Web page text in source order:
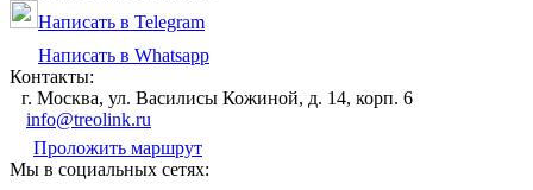
Написать в Telegram
Написать в Whatsapp
Контакты:
г. Москва, ул. Василисы Кожиной, д. 14, корп. 6
info@treolink.ru
Проложить маршрут
Мы в социальных сетях: